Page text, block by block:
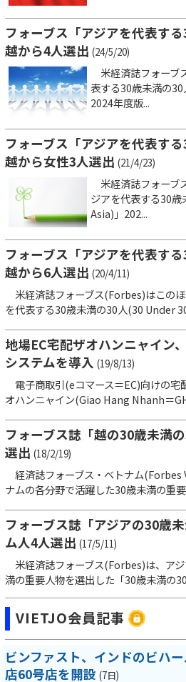
フォーブス「アジアを代表する
越から4人選出 (24/5/20)
米経済誌フォーブ
表する30歳未満の
2024年度版...
フォーブス「アジアを代表する
越から女性3人選出 (21/4/23)
米経済誌フォーブ
ジアを代表する30
Asia)」202...
フォーブス「アジアを代表する
越から6人選出 (20/4/11)
米経済誌フォーブス(Forbes)はこの
を代表する30歳未満の30人(30 Under
地場EC宅配ザオハンニャイン
システムを導入 (19/8/13)
電子商取引(eコマース＝EC)向けの宅
オハンニャイン(Giao Hang Nhanh＝
フォーブス誌「越の30歳未満
選出 (18/2/19)
経済誌フォーブス・ベトナム
ナムの各分野で活躍した30歳未満の重
フォーブス誌「アジアの30歳
ム人4人選出 (17/5/11)
米経済誌フォーブス(Forbes)は、ア
満の重要人物を選出した「30歳未満の
VIETJO会員記事
ビンファスト、インドのビハ
店60号店を開設 (7日)